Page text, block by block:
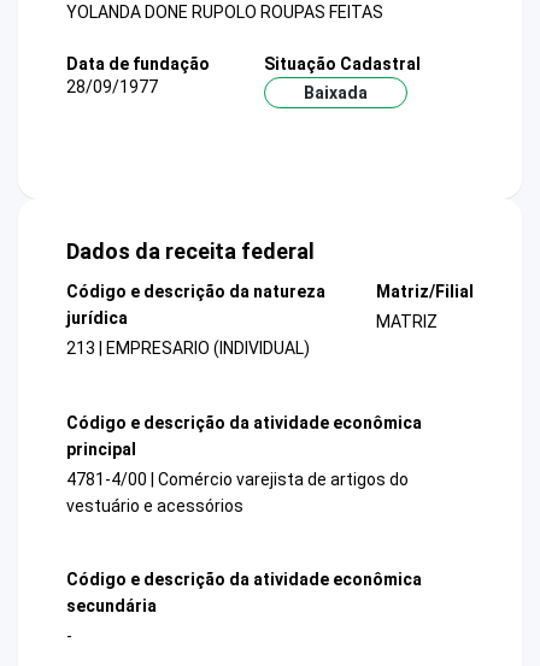
YOLANDA DONE RUPOLO ROUPAS FEITAS
Data de fundação
28/09/1977
Situação Cadastral
Baixada
Dados da receita federal
Código e descrição da natureza
jurídica
213 | EMPRESARIO (INDIVIDUAL)
Matriz/Filial
MATRIZ
Código e descrição da atividade econômica
principal
4781-4/00 | Comércio varejista de artigos do
vestuário e acessórios
Código e descrição da atividade econômica
secundária
-